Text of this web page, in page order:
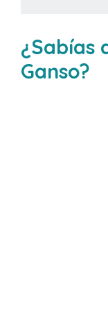
¿Sabías
Ganso?